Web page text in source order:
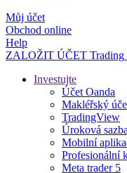
Můj účet
Obchod online
Help
ZALOŽIT ÚČET Trading
Investujte
Účet Oanda
Makléřský
TradingView
Úroková
Mobilní
Profesionální
Meta trader 5